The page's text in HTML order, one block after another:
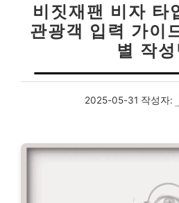
비짓재팬 비자 타
관광객 입력 가이
별 작성
2025-05-31 작성자: